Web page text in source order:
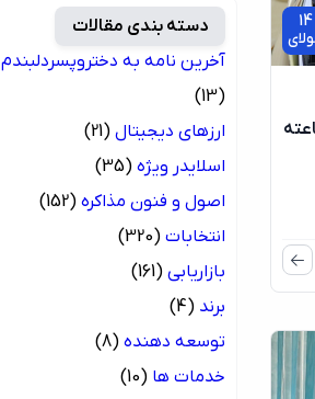
14
مجلس شورای اسلامی 24 ساعته
دسته بندی مقالات
آخرین نامه به دختروپسردلبندم
(13)
ارزهای دیجیتال (21)
اسلایدر ویژه (35)
اصول و فنون مذاکره (152)
انتخابات (320)
بازاریابی (161)
برند (4)
توسعه دهنده (8)
خدمات ها (10)